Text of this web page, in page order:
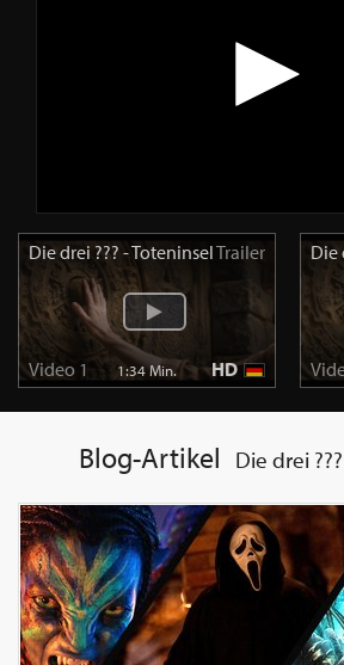
Die drei ??? - ToteninselTrailer
Video 1 1:34 Min. HD
Die
Blog-Artikel Die drei